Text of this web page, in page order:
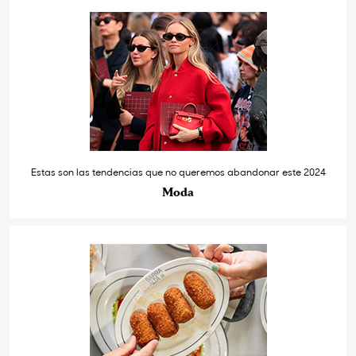
Estas son las tendencias que no queremos abandonar este 2024
Moda